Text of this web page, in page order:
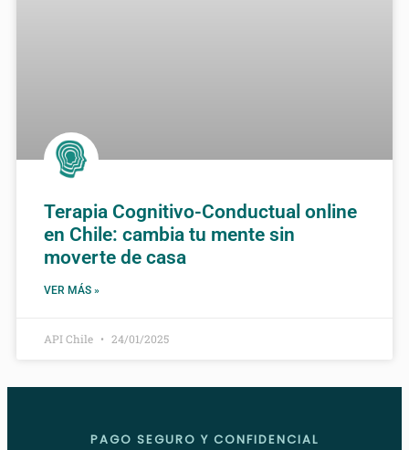
Terapia Cognitivo-Conductual online
en Chile: cambia tu mente sin
moverte de casa
VER MÁS »
API Chile 24/01/2025
PAGO SEGURO Y CONFIDENCIAL